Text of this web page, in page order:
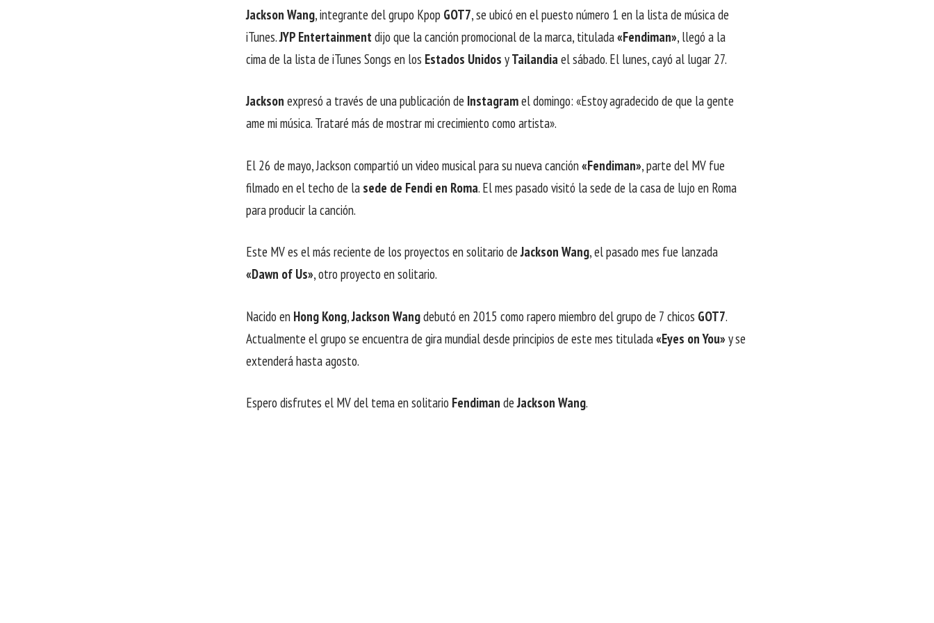
Jackson Wang, integrante del grupo Kpop GOT7, se ubicó en el puesto número 1 en la lista de música de
iTunes.JYP Entertainment dijo que la canción promocional de la marca, titulada«Fendiman», llegó a la
cima de la lista de iTunes Songs en los Estados Unidos yTailandia el sábado. El lunes, cayó al lugar 27.
Jackson expresó a través de una publicación de Instagramel domingo: «Estoy agradecido de que la gente
ame mi música. Trataré más de mostrar mi crecimiento como artista».
El 26 de mayo, Jackson compartió un video musical para su nueva canción«Fendiman», parte del MV fue
filmado en el techo de la sede de Fendi en Roma. El mes pasado visitó la sede de la casa de lujo en Roma
para producir la canción.
Este MV es el más reciente de los proyectos en solitario deJackson Wang, el pasado mes fue lanzada
«Dawn of Us», otro proyecto en solitario.
Nacido en Hong Kong,Jackson Wangdebutó en 2015 como rapero miembro del grupo de 7 chicos GOT7.
Actualmente el grupo se encuentra de gira mundial desde principios de este mes titulada«Eyes on You»y se
extenderá hasta agosto.
Espero disfrutes el MV del tema en solitario Fendiman deJackson Wang.